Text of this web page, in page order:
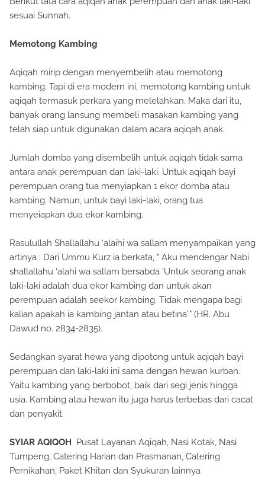
sesuai Sunnah.
Memotong Kambing
Aqiqah mirip dengan menyembelih atau memotong
kambing. Tapi di era modern ini, memotong kambing untuk
aqiqah termasuk perkara yang melelahkan. Maka dari itu,
banyak orang lansung membeli masakan kambing yang
telah siap untuk digunakan dalam acara aqiqah anak.
Jumlah domba yang disembelih untuk aqiqah tidak sama
antara anak perempuan dan laki-laki. Untuk aqiqah bayi
perempuan orang tua menyiapkan 1 ekor domba atau
kambing. Namun, untuk bayi laki-laki, orang tua
menyeiapkan dua ekor kambing.
Rasulullah Shallallahu ‘alaihi wa sallam menyampaikan yang
artinya : Dari Ummu Kurz ia berkata, " Aku mendengar Nabi
shallallahu ‘alahi wa sallam bersabda 'Untuk seorang anak
laki-laki adalah dua ekor kambing dan untuk akan
perempuan adalah seekor kambing. Tidak mengapa bagi
kalian apakah ia kambing jantan atau betina'." (HR. Abu
Dawud no. 2834-2835).
Sedangkan syarat hewa yang dipotong untuk aqiqah bayi
perempuan dan laki-laki ini sama dengan hewan kurban.
Yaitu kambing yang berbobot, baik dari segi jenis hingga
usia. Kambing atau hewan itu juga harus terbebas dari cacat
dan penyakit.
SYIAR AQIQOH
Pusat Layanan Aqiqah, Nasi Kotak, Nasi
Tumpeng, Catering Harian dan Prasmanan, Catering
Pernikahan, Paket Khitan dan Syukuran lainnya